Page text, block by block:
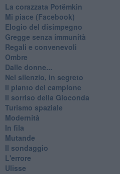
La corazzata Potëmkin
Mi piace (Facebook)
Elogio del disimpegno
Gregge senza immunità
Regali e convenevoli
Ombre
Dalle donne...
Nel silenzio, in segreto
Il pianto del campione
Il sorriso della Gioconda
Turismo spaziale
Modernità
In fila
Mutande
Il sondaggio
L'errore
Ulisse